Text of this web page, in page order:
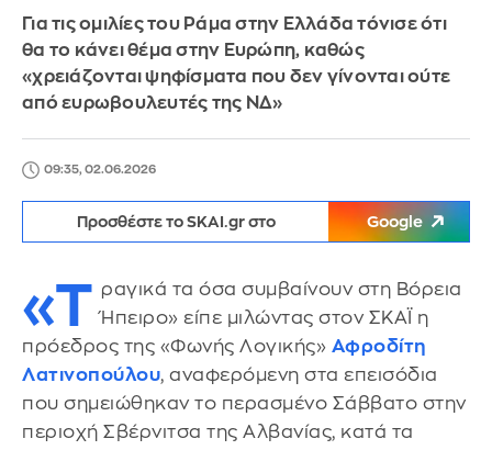
Για τις ομιλίες του Ράμα στην Ελλάδα τόνισε ότι
θα το κάνει θέμα στην Ευρώπη, καθώς
«χρειάζονται ψηφίσματα που δεν γίνονται ούτε
από ευρωβουλευτές της ΝΔ»
09:35, 02.06.2026
Προσθέστε το SKAI.gr στο Google
«Τ ραγικά τα όσα συμβαίνουν στη Βόρεια
Ήπειρο» είπε μιλώντας στον ΣΚΑΪ η
πρόεδρος της «Φωνής Λογικής» Αφροδίτη
Λατινοπούλου, αναφερόμενη στα επεισόδια
που σημειώθηκαν το περασμένο Σάββατο στην
περιοχή Σβέρνιτσα της Αλβανίας, κατά τα